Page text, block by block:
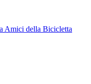
Amici della Bicicletta